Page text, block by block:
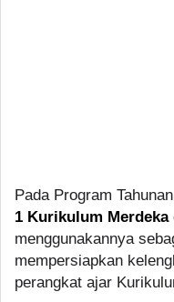
Pada Program
1 Kurikulum Merdeka
menggunakannya
mempersiapkan
perangkat ajar